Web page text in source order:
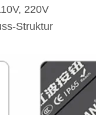
220V
Struktur